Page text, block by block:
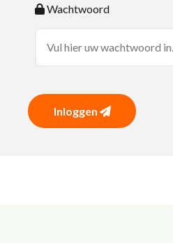
Wachtwoord
Inloggen